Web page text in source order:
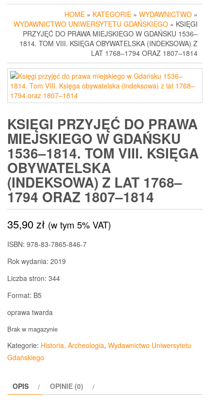
HOME » KATEGORIE » WYDAWNICTWO »
WYDAWNICTWO UNIWERSYTETU GDAŃSKIEGO » KSIĘGI
PRZYJĘĆ DO PRAWA MIEJSKIEGO W GDAŃSKU 1536–
1814. TOM VIII. KSIĘGA OBYWATELSKA (INDEKSOWA) Z
LAT 1768–1794 ORAZ 1807–1814
KSIĘGI PRZYJĘĆ DO PRAWA
MIEJSKIEGO W GDAŃSKU
1536–1814. TOM VIII. KSIĘGA
OBYWATELSKA
(INDEKSOWA) Z LAT 1768–
1794 ORAZ 1807–1814
35,90zł (w tym 5% VAT)
ISBN: 978-83-7865-846-7
Rok wydania: 2019
Liczba stron: 344
Format: B5
oprawa twarda
Brak w magazynie
Kategorie: Historia, Archeologia, Wydawnictwo Uniwersytetu
Gdańskiego
OPIS OPINIE (0)